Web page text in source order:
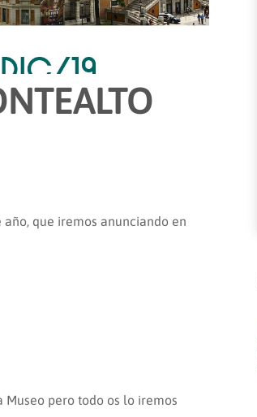
que iremos anunciando en
Museo pero todo os lo iremos